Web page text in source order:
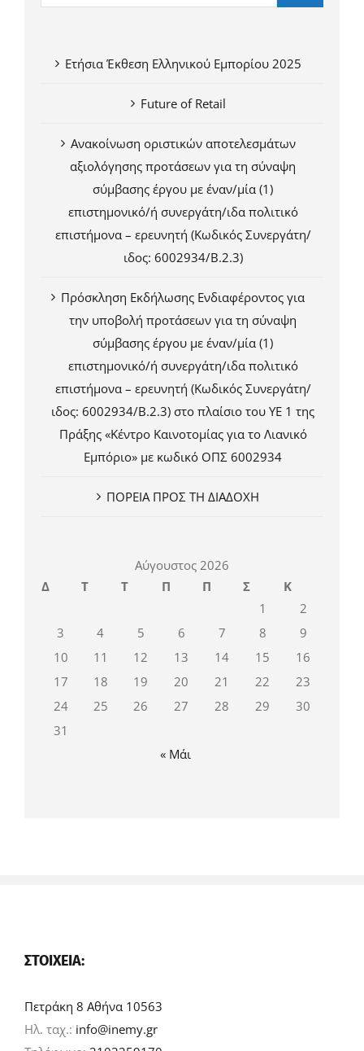
Ετήσια Έκθεση Ελληνικού Εμπορίου 2025
Future of Retail
Ανακοίνωση οριστικών αποτελεσμάτων
αξιολόγησης προτάσεων για τη σύναψη
σύμβασης έργου με έναν/μία (1)
επιστημονικό/ή συνεργάτη/ιδα πολιτικό
επιστήμονα – ερευνητή (Κωδικός Συνεργάτη/
ιδος: 6002934/Β.2.3)
Πρόσκληση Εκδήλωσης Ενδιαφέροντος για
την υποβολή προτάσεων για τη σύναψη
σύμβασης έργου με έναν/μία (1)
επιστημονικό/ή συνεργάτη/ιδα πολιτικό
επιστήμονα – ερευνητή (Κωδικός Συνεργάτη/
ιδος: 6002934/Β.2.3) στο πλαίσιο του ΥΕ 1 της
Πράξης «Κέντρο Καινοτομίας για το Λιανικό
Εμπόριο» με κωδικό ΟΠΣ 6002934
ΠΟΡΕΙΑ ΠΡΟΣ ΤΗ ΔΙΑΔΟΧΗ
Αύγουστος 2026
Δ
Τ Τ Π Π Σ
Κ
1
2
3
4 5 6 7 8
9
10
11 12 13 14 15
16
17
18 19 20 21 22
23
24
25 26 27 28 29
30
31
« Μάι
ΣΤΟΙΧΕΊΑ:
Πετράκη 8 Αθήνα 10563
Ηλ. ταχ.: info@inemy.gr